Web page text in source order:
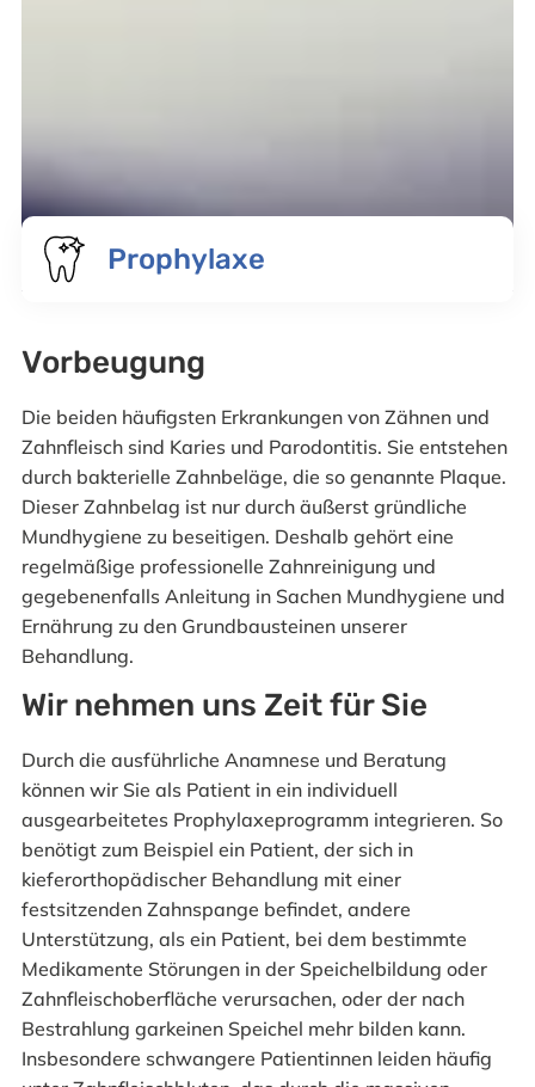
Prophylaxe
Vorbeugung
Die beiden häufigsten Erkrankungen von Zähnen und
Zahnfleisch sind Karies und Parodontitis. Sie entstehen
durch bakterielle Zahnbeläge, die so genannte Plaque.
Dieser Zahnbelag ist nur durch äußerst gründliche
Mundhygiene zu beseitigen. Deshalb gehört eine
regelmäßige professionelle Zahnreinigung und
gegebenenfalls Anleitung in Sachen Mundhygiene und
Ernährung zu den Grundbausteinen unserer
Behandlung.
Wir nehmen uns Zeit für Sie
Durch die ausführliche Anamnese und Beratung
können wir Sie als Patient in ein individuell
ausgearbeitetes Prophylaxeprogramm integrieren. So
benötigt zum Beispiel ein Patient, der sich in
kieferorthopädischer Behandlung mit einer
festsitzenden Zahnspange befindet, andere
Unterstützung, als ein Patient, bei dem bestimmte
Medikamente Störungen in der Speichelbildung oder
Zahnfleischoberfläche verursachen, oder der nach
Bestrahlung garkeinen Speichel mehr bilden kann.
Insbesondere schwangere Patientinnen leiden häufig